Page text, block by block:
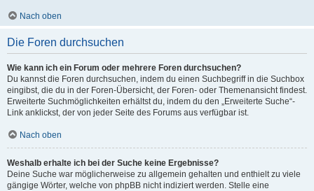
Nach oben
Die Foren durchsuchen
Wie kann ich ein Forum oder mehrere Foren durchsuchen?
Du kannst die Foren durchsuchen, indem du einen Suchbegriff in die Suchbox
eingibst, die du in der Foren-Übersicht, der Foren- oder Themenansicht findest.
Erweiterte Suchmöglichkeiten erhältst du, indem du den „Erweiterte Suche“-
Link anklickst, der von jeder Seite des Forums aus verfügbar ist.
Nach oben
Weshalb erhalte ich bei der Suche keine Ergebnisse?
Deine Suche war möglicherweise zu allgemein gehalten und enthielt zu viele
gängige Wörter, welche von phpBB nicht indiziert werden. Stelle eine